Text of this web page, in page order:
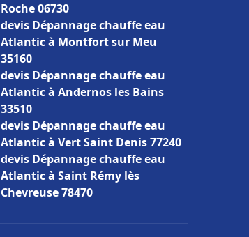
Roche 06730
devis Dépannage chauffe eau
Atlantic à Montfort sur Meu
35160
devis Dépannage chauffe eau
Atlantic à Andernos les Bains
33510
devis Dépannage chauffe eau
Atlantic à Vert Saint Denis 77240
devis Dépannage chauffe eau
Atlantic à Saint Rémy lès
Chevreuse 78470